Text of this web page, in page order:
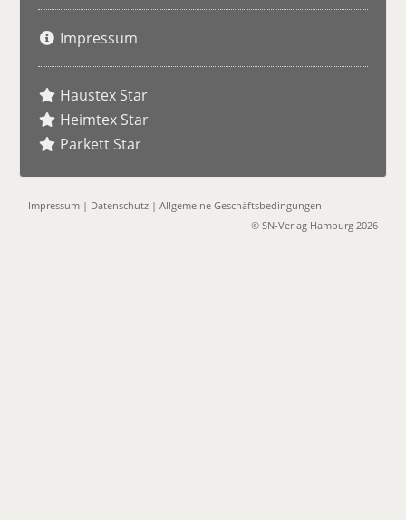
Impressum
Haustex Star
Heimtex Star
Parkett Star
Impressum | Datenschutz |Allgemeine Geschäftsbedingungen
© SN-Verlag Hamburg 2026